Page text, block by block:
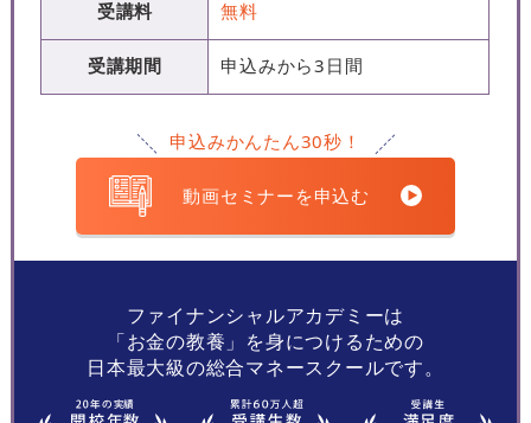
受講料 無料
受講期間 申込みから3日間
申込みかんたん30秒！
動画セミナーを申込む
ファイナンシャルアカデミーは
「お金の教養」を身につけるための
日本最大級の総合マネースクールです。